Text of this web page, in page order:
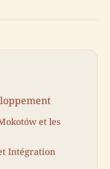
et les
Intégration